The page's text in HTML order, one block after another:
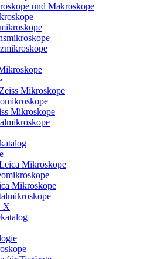
und Makroskope
Mikroskope
Mikroskope
Mikroskope
Mikroskope
X